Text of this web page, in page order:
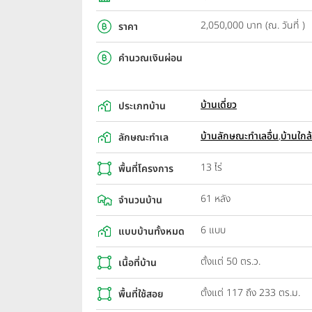
ราคา 2,050,000 บาท (ณ. วันที่ )
คำนวณเงินผ่อน
ประเภทบ้าน บ้านเดี่ยว
ลักษณะทำเล บ้านลักษณะทำเลอื่น,บ้านใก
พื้นที่โครงการ 13 ไร่
จำนวนบ้าน 61 หลัง
แบบบ้านทั้งหมด 6 แบบ
เนื้อที่บ้าน ตั้งแต่ 50 ตร.ว.
พื้นที่ใช้สอย ตั้งแต่ 117 ถึง 233 ตร.ม.